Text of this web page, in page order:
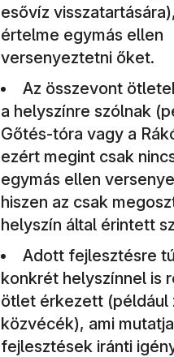
esővíz
értelme egymás ellen
versenyeztetni őket.
Az összevont
a helyszínre szólnak
Gőtés-tóra vagy a
ezért megint csak
egymás ellen
hiszen az csak
helyszín által érintett
Adott fejlesztésre
konkrét helyszínnel is
ötlet érkezett (például
közvécék), ami
fejlesztések iránti